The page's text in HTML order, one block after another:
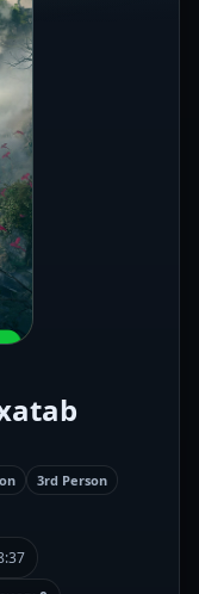
3rd Person